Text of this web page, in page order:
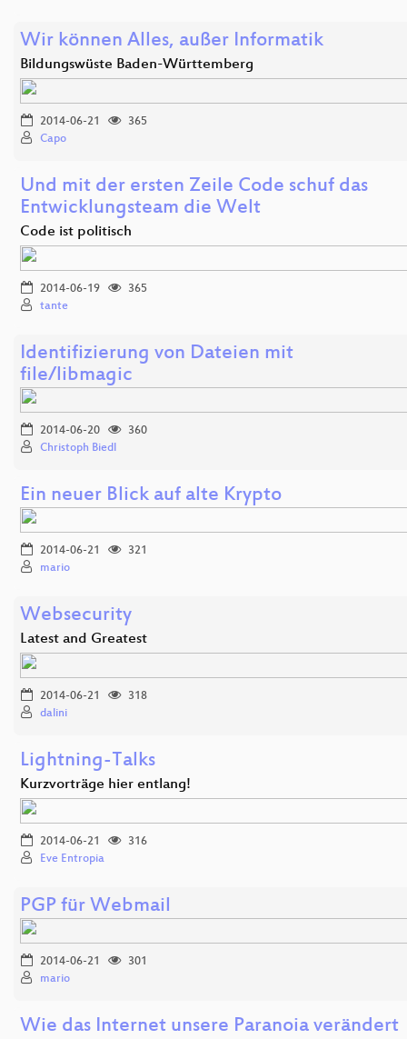
Wir können Alles, außer Informatik
Bildungswüste Baden-Württemberg
2014-06-21
365
Capo
Und mit der ersten Zeile Code schuf das
Entwicklungsteam die Welt
Code ist politisch
2014-06-19
365
tante
Identifizierung von Dateien mit
file/libmagic
2014-06-20
360
Christoph Biedl
Ein neuer Blick auf alte Krypto
2014-06-21
321
mario
Websecurity
Latest and Greatest
2014-06-21
318
dalini
Lightning-Talks
Kurzvorträge hier entlang!
2014-06-21
316
Eve Entropia
PGP für Webmail
2014-06-21
301
mario
Wie das Internet unsere Paranoia verändert